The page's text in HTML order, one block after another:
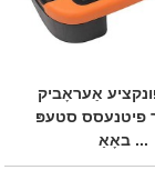
אַעראָביק
פיטנעסס סטעפּ
באָאַ ...